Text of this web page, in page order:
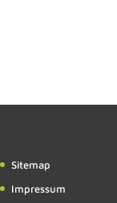
Sitemap
Impressum